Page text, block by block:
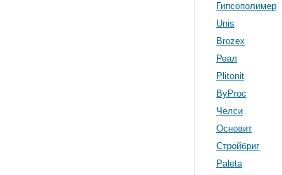
Гипсополимер
Unis
Brozex
Реал
Plitonit
ByProc
Челси
Основит
Стройбриг
Paleta